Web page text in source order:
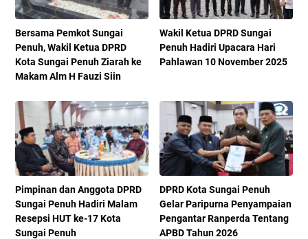
Bersama Pemkot Sungai
Penuh, Wakil Ketua DPRD
Kota Sungai Penuh Ziarah ke
Makam Alm H Fauzi Siin
Wakil Ketua DPRD Sungai
Penuh Hadiri Upacara Hari
Pahlawan 10 November 2025
Pimpinan dan Anggota DPRD
Sungai Penuh Hadiri Malam
Resepsi HUT ke-17 Kota
Sungai Penuh
DPRD Kota Sungai Penuh
Gelar Paripurna Penyampaian
Pengantar Ranperda Tentang
APBD Tahun 2026